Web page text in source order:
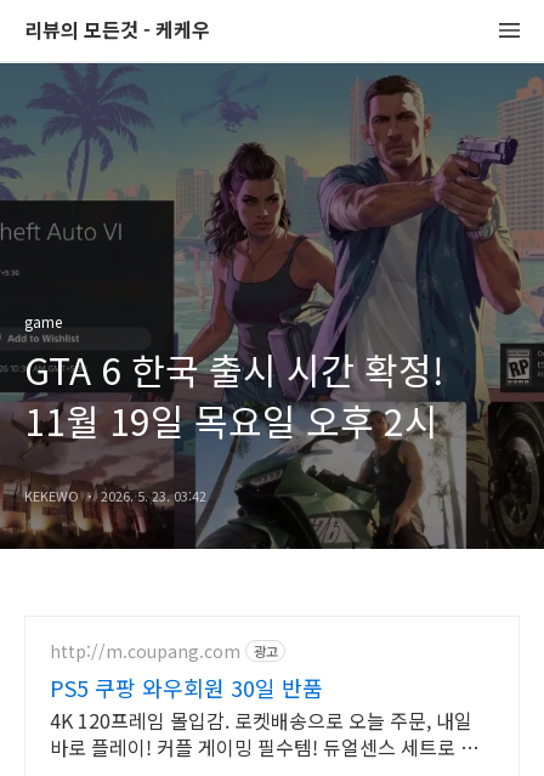
리뷰의 모든것 - 케케우
game
GTA 6 한국 출시 시간 확정!
11월 19일 목요일 오후 2시
KEKEWO 2026. 5. 23. 03:42
http://m.coupang.com 광고
PS5 쿠팡 와우회원 30일 반품
4K 120프레임 몰입감. 로켓배송으로 오늘 주문, 내일
바로 플레이! 커플 게이밍 필수템! 듀얼센스 세트로 짜